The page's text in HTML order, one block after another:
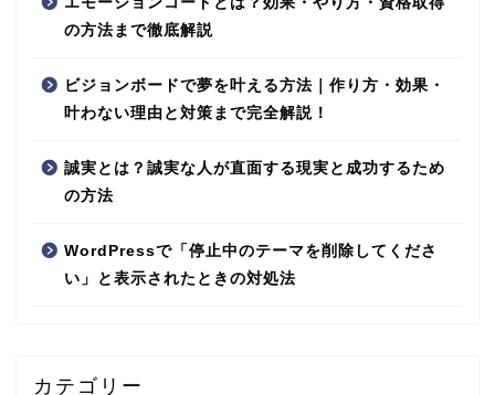
の方法まで徹底解説
ビジョンボードで夢を叶える方法｜作り方・効果・
叶わない理由と対策まで完全解説！
誠実とは？誠実な人が直面する現実と成功するため
の方法
WordPressで「停止中のテーマを削除してくださ
い」と表示されたときの対処法
カテゴリー